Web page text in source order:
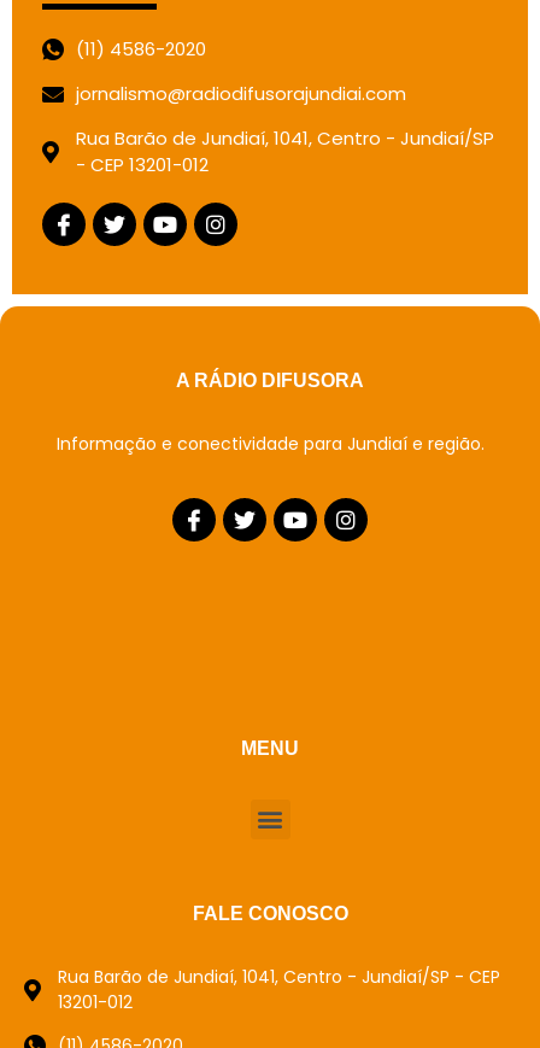
(11) 4586-2020
jornalismo@radiodifusorajundiai.com
Rua Barão de Jundiaí, 1041, Centro - Jundiaí/SP
- CEP 13201-012
A RÁDIO DIFUSORA
Informação e conectividade para Jundiaí e região.
MENU
FALE CONOSCO
Rua Barão de Jundiaí, 1041, Centro - Jundiaí/SP - CEP
13201-012